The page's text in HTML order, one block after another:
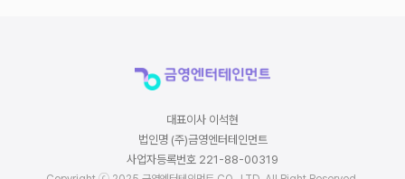
대표이사 이석현
법인명 (주)금영엔터테인먼트
사업자등록번호 221-88-00319